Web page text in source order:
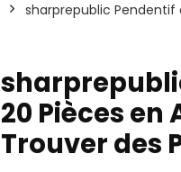
sharprepublic Pendentif
20 Pièces
Trouver des